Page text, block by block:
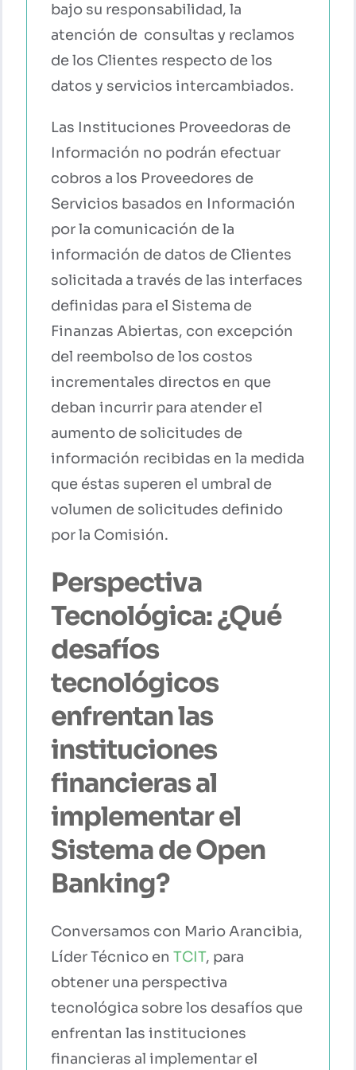
bajo su responsabilidad, la
atención de consultas y reclamos
de los Clientes respecto de los
datos y servicios intercambiados.
Las Instituciones Proveedoras de
Información no podrán efectuar
cobros a los Proveedores de
Servicios basados en Información
por la comunicación de la
información de datos de Clientes
solicitada a través de las interfaces
definidas para el Sistema de
Finanzas Abiertas, con excepción
del reembolso de los costos
incrementales directos en que
deban incurrir para atender el
aumento de solicitudes de
información recibidas en la medida
que éstas superen el umbral de
volumen de solicitudes definido
por la Comisión.
Perspectiva
Tecnológica: ¿Qué
desafíos
tecnológicos
enfrentan las
instituciones
financieras al
implementar el
Sistema de Open
Banking?
Conversamos con Mario Arancibia,
Líder Técnico enTCIT, para
obtener una perspectiva
tecnológica sobre los desafíos que
enfrentan las instituciones
financieras al implementar el